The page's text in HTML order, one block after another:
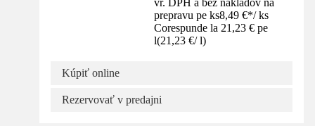
prepravu pe ks8,49 €*/ ks
Corespunde la 21,23 € pe
l(21,23 €/ l)
Kúpiť online
Rezervovať v predajni